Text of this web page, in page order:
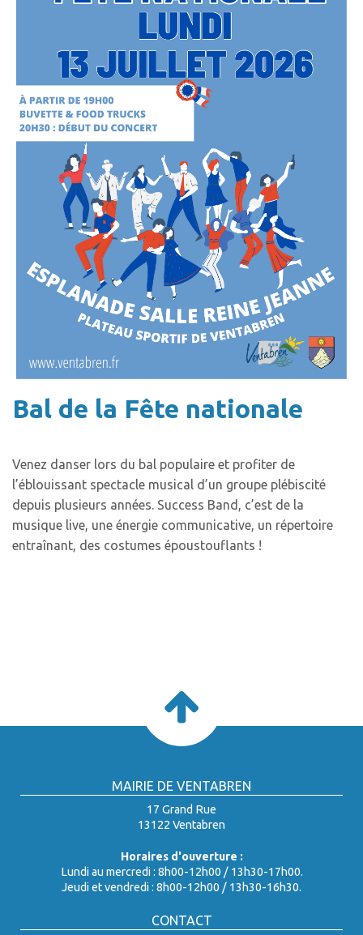
Bal de la Fête nationale
Venez danser lors du bal populaire et profiter de
l’éblouissant spectacle musical d’un groupe plébiscité
depuis plusieurs années. Success Band, c’est de la
musique live, une énergie communicative, un répertoire
entraînant, des costumes époustouflants !
MAIRIE DE VENTABREN
17 Grand Rue
13122 Ventabren
Horaires d'ouverture :
Lundi au mercredi : 8h00-12h00 / 13h30-17h00.
Jeudi et vendredi : 8h00-12h00 / 13h30-16h30.
CONTACT